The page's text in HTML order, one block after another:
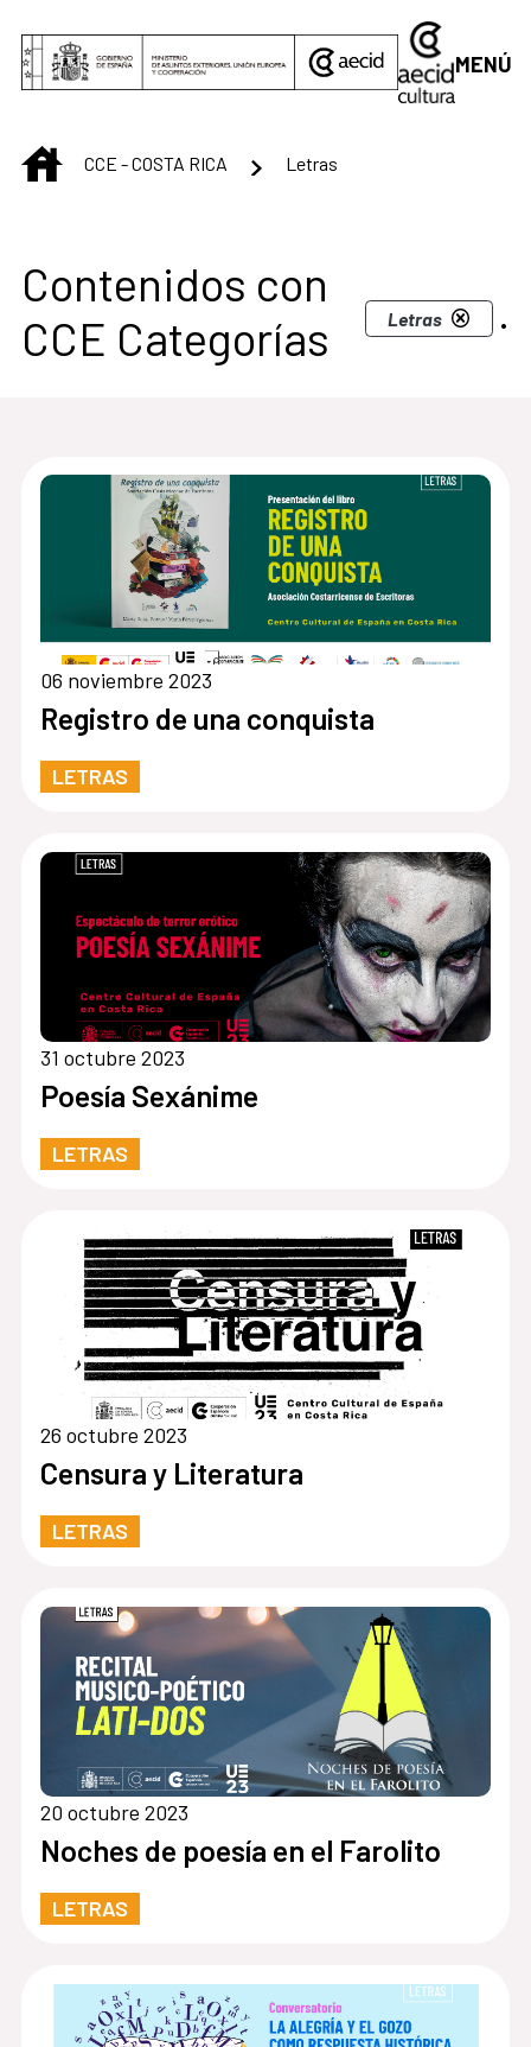
MENÚ
INICIO
CCE - COSTA RICA Letras
Centro Cultural de
Contenidos con
CCE Categorías
Letras .
06 noviembre 2023
Registro de una conquista
LETRAS
31 octubre 2023
Poesía Sexánime
LETRAS
26 octubre 2023
Censura y Literatura
LETRAS
20 octubre 2023
Noches de poesía en el Farolito
LETRAS